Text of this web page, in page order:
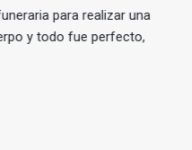
para realizar una
y todo fue perfecto,